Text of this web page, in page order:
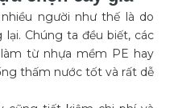
người như thế là do
Chúng ta đều biết, các
từ nhựa mềm PE hay
thấm nước tốt và rất dễ